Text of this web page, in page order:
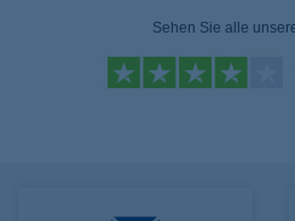
Sehen Sie alle